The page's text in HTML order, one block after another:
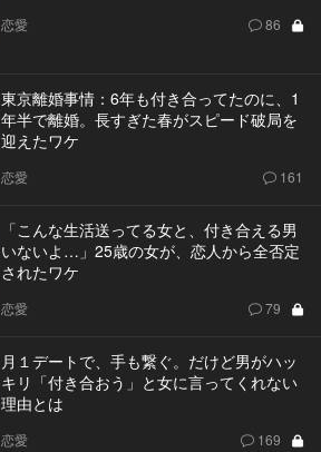
恋愛 86
東京離婚事情：6年も付き合ってたのに、1
年半で離婚。長すぎた春がスピード破局を
迎えたワケ
恋愛 161
「こんな生活送ってる女と、付き合える男
いないよ…」25歳の女が、恋人から全否定
されたワケ
恋愛 79
月１デートで、手も繋ぐ。だけど男がハッ
キリ「付き合おう」と女に言ってくれない
理由とは
恋愛 169